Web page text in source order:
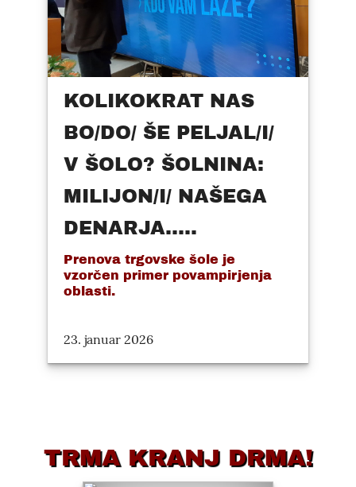
KOLIKOKRAT NAS
BO/DO/ ŠE PELJAL/I/
V ŠOLO? ŠOLNINA:
MILIJON/I/ NAŠEGA
DENARJA.....
Prenova trgovske šole je
vzorčen primer povampirjenja
oblasti.
23. januar 2026
TRMA KRANJ DRMA!